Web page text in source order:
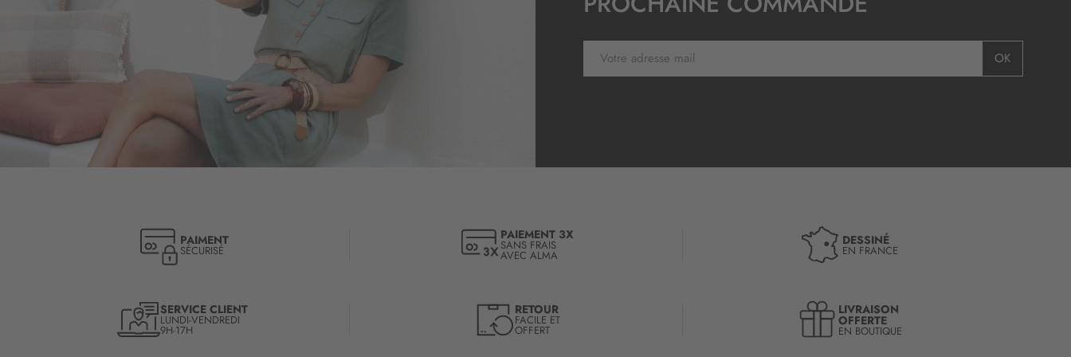
s
t
OK
PAIMENT
SÉCURISÉ
PAIEMENT 3X
SANS FRAIS
AVEC ALMA
DESSINÉ
EN FRANCE
SERVICE CLIENT
LUNDI-VENDREDI
9H-17H
RETOUR
FACILE ET
OFFERT
LIVRAISON
OFFERTE
EN BOUTIQUE